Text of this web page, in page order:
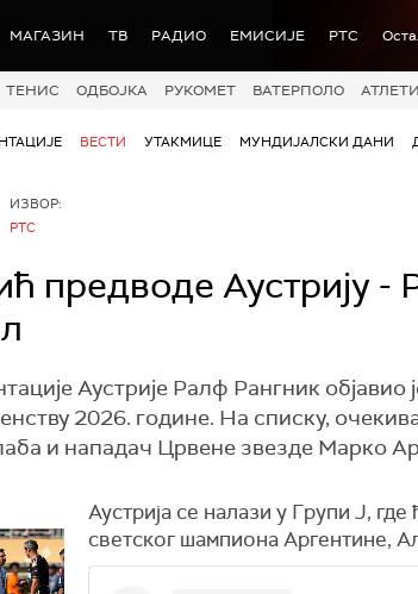
МАГАЗИН ТВ РАДИО ЕМИСИЈЕ РТС
ТЕНИС ОДБОЈКА РУКОМЕТ ВАТЕРПОЛО
ВЕСТИ УТАКМИЦЕ МУНДИЈАЛСКИ ДАНИ
ИЗВОР:
РТС
предводе Аустрију -
Аустрије Ралф Рангник објавио
2026. године. На списку,
и нападач Црвене звезде Марко
Аустрија се налази у Групи Ј,
светског шампиона Аргентине,